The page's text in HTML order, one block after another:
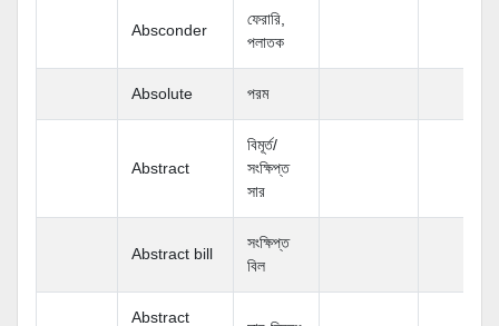
Absconder
ফেরারি,
পলাতক
Absolute পরম
Abstract
বিমূর্ত/
সংক্ষিপ্ত
সার
Abstract bill
সংক্ষিপ্ত
বিল
Abstract